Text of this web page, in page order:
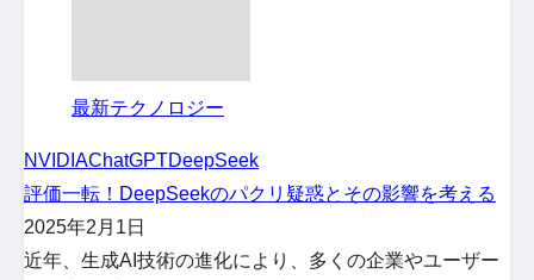
最新テクノロジー
NVIDIAChatGPTDeepSeek
評価一転！DeepSeekのパクリ疑惑とその影響を考える
2025年2月1日
近年、生成AI技術の進化により、多くの企業やユーザー